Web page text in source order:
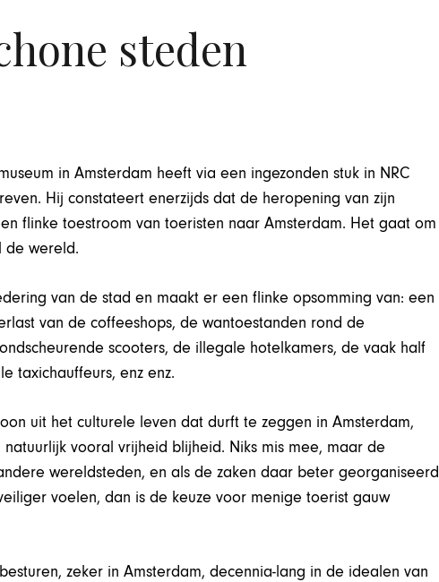
steden
in Amsterdam heeft via een ingezonden stuk in NRC
Hij constateert enerzijds dat de heropening van zijn
flinke toestroom van toeristen naar Amsterdam. Het gaat om
de wereld.
van de stad en maakt er een flinke opsomming van: een
van de coffeeshops, de wantoestanden rond de
scooters, de illegale hotelkamers, de vaak half
taxichauffeurs, enz enz.
uit het culturele leven dat durft te zeggen in Amsterdam,
vooral vrijheid blijheid. Niks mis mee, maar de
wereldsteden, en als de zaken daar beter georganiseerd
voelen, dan is de keuze voor menige toerist gauw
zeker in Amsterdam, decennia-lang in de idealen van